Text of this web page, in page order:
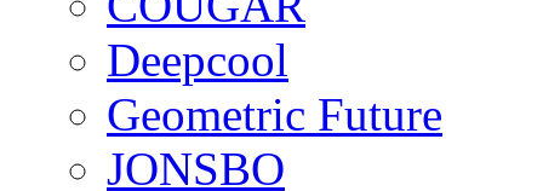
Deepcool
Geometric Future
JONSBO